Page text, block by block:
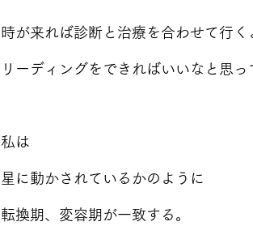
時が来れば診断と治療を合わせて行く
リーディングをできればいいなと思っ
私は
星に動かされているかのように
転換期、変容期が一致する。